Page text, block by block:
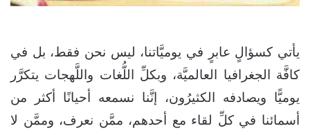
يأتي كسؤالٍ عابرٍ في يوميَّاتنا، ليس نحن فقط، بل في
كافَّة الجغرافيا العالميَّة، وبكلِّ اللُّغات واللَّهجات يتكرَّر
يوميًّا ويصادفه الكثيرُون، إنَّنا نسمعه أحيانًا أكثر من
أسمائنا في كلِّ لقاء مع أحدهم، ممَّن نعرف، وممَّن لا